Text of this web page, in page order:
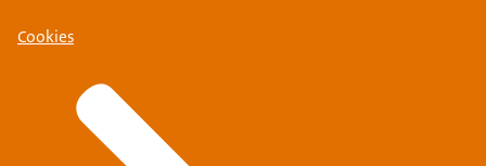
Cookies